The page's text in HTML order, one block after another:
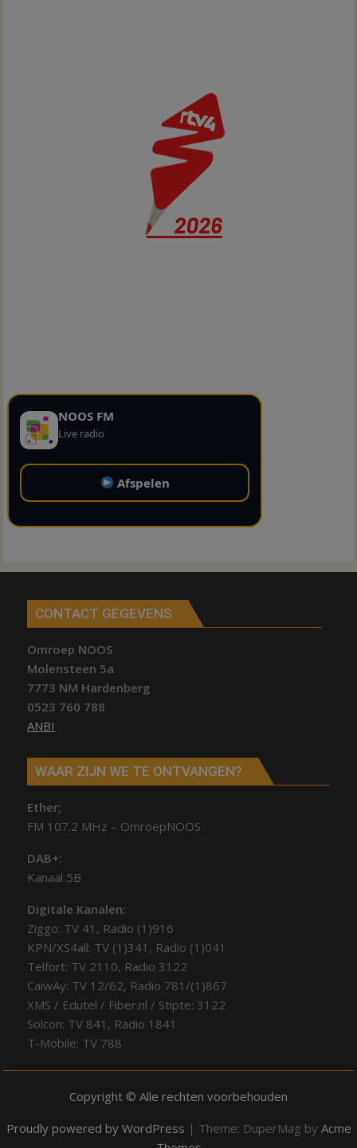
NOOS FM
Live radio
Afspelen
CONTACT GEGEVENS
Omroep NOOS
Molensteen 5a
7773 NM Hardenberg
0523 760 788
ANBI
WAAR ZIJN WE TE ONTVANGEN?
Ether;
FM 107.2 MHz – OmroepNOOS
DAB+:
Kanaal 5B
Digitale Kanalen:
Ziggo: TV 41, Radio (1)916
KPN/XS4all: TV (1)341, Radio (1)041
Telfort: TV 2110, Radio 3122
CaiwAy: TV 12/62, Radio 781/(1)867
XMS / Edutel / Fiber.nl / Stipte: 3122
Solcon: TV 841, Radio 1841
T-Mobile: TV 788
Copyright © Alle rechten voorbehouden
Proudly powered by WordPress | Theme: DuperMag by Acme